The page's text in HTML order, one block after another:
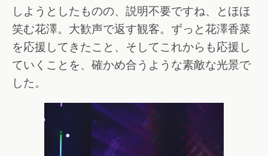
しようとしたものの、説明不要ですね、とほほ
笑む花澤。大歓声で返す観客。ずっと花澤香菜
を応援してきたこと、そしてこれからも応援し
ていくことを、確かめ合うような素敵な光景で
した。